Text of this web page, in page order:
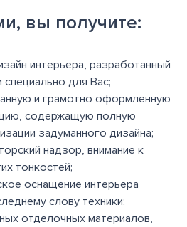
вы получите:
интерьера, разработанный
для Вас;
и грамотно оформленную
содержащую полную
задуманного дизайна;
надзор, внимание к
тонкостей;
оснащение интерьера
слову техники;
отделочных материалов,